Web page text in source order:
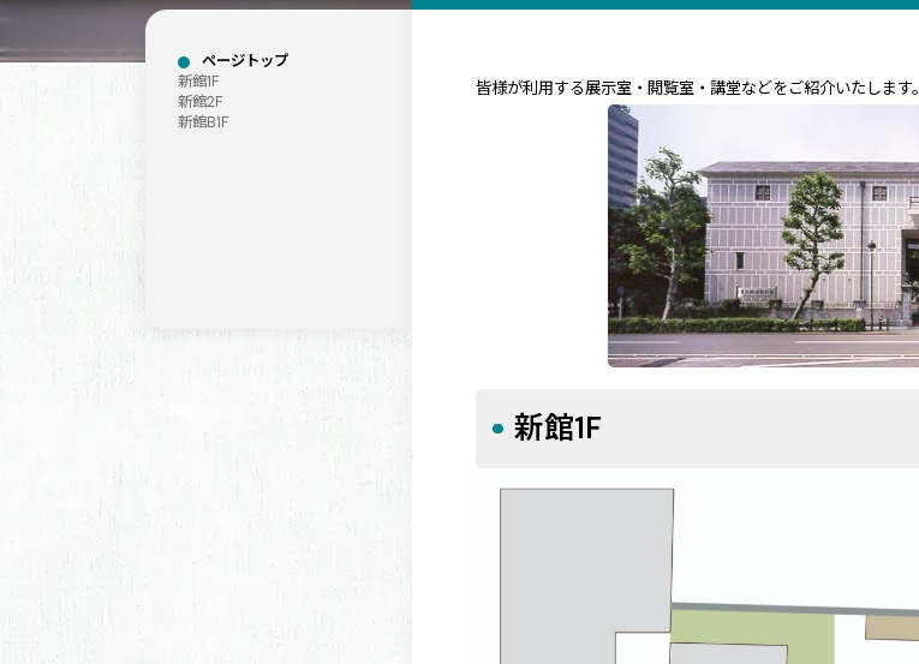
皆様が利用する展示室・閲覧室・講堂などをご紹介いたします。
新館1F
ページトップ
新館1F
新館2F
新館B1F